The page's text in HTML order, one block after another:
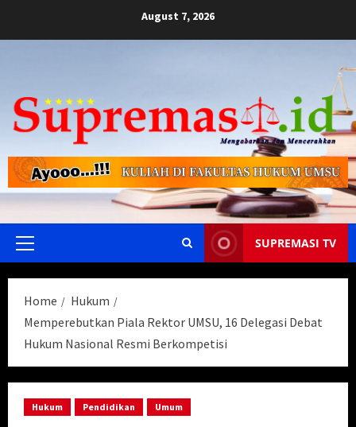
August 7, 2026
Primary
SUPREMASI TV
Home
Hukum
Memperebutkan Piala Rektor UMSU, 16 Delegasi Debat
Hukum Nasional Resmi Berkompetisi
Hukum Pendidikan Umum